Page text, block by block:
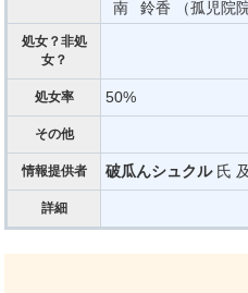
南
鈴香 （孤児院
処女？非処
女？
処女率 50%
その他
情報提供者 破瓜んシュクル氏
詳細